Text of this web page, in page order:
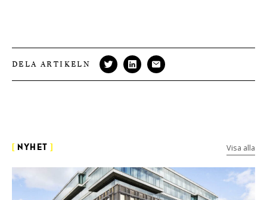
DELA ARTIKELN
NYHET Visa alla